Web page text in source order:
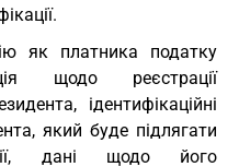
як платника податку
щодо реєстрації
ідентифікаційні
який буде підлягати
дані щодо його